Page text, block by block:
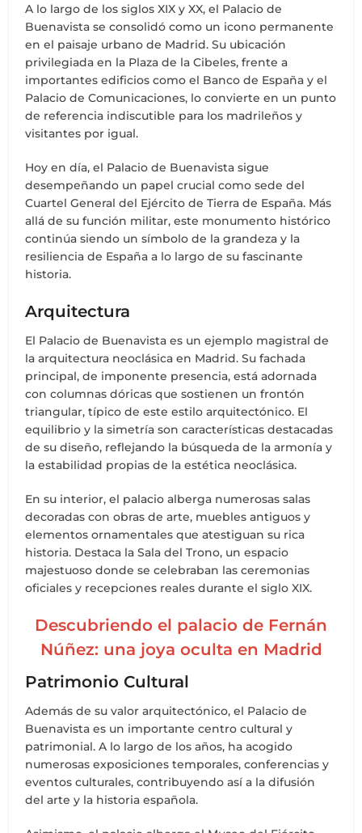
A lo largo de los siglos XIX y XX, el Palacio de
Buenavista se consolidó como un icono permanente
en el paisaje urbano de Madrid. Su ubicación
privilegiada en la Plaza de la Cibeles, frente a
importantes edificios como el Banco de España y el
Palacio de Comunicaciones, lo convierte en un punto
de referencia indiscutible para los madrileños y
visitantes por igual.
Hoy en día, el Palacio de Buenavista sigue
desempeñando un papel crucial como sede del
Cuartel General del Ejército de Tierra de España. Más
allá de su función militar, este monumento histórico
continúa siendo un símbolo de la grandeza y la
resiliencia de España a lo largo de su fascinante
historia.
Arquitectura
El Palacio de Buenavista es un ejemplo magistral de
la arquitectura neoclásica en Madrid. Su fachada
principal, de imponente presencia, está adornada
con columnas dóricas que sostienen un frontón
triangular, típico de este estilo arquitectónico. El
equilibrio y la simetría son características destacadas
de su diseño, reflejando la búsqueda de la armonía y
la estabilidad propias de la estética neoclásica.
En su interior, el palacio alberga numerosas salas
decoradas con obras de arte, muebles antiguos y
elementos ornamentales que atestiguan su rica
historia. Destaca la Sala del Trono, un espacio
majestuoso donde se celebraban las ceremonias
oficiales y recepciones reales durante el siglo XIX.
Descubriendo el palacio de Fernán
Núñez: una joya oculta en Madrid
Patrimonio Cultural
Además de su valor arquitectónico, el Palacio de
Buenavista es un importante centro cultural y
patrimonial. A lo largo de los años, ha acogido
numerosas exposiciones temporales, conferencias y
eventos culturales, contribuyendo así a la difusión
del arte y la historia española.